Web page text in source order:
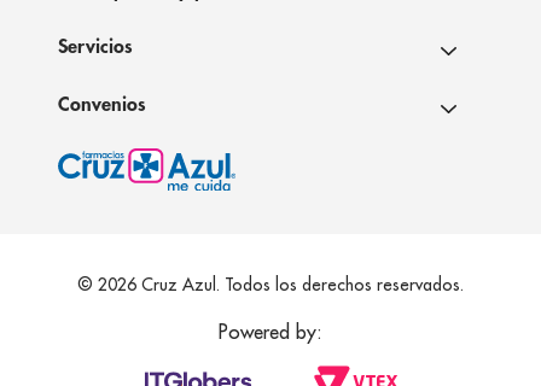
Servicios
Convenios
© 2026 Cruz Azul. Todos los derechos reservados.
Powered by: